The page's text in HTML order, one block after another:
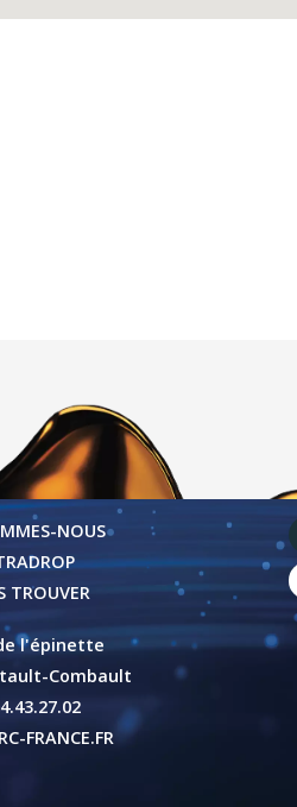
NOUS
TROUVER
l'épinette
Combault
FRANCE.FR